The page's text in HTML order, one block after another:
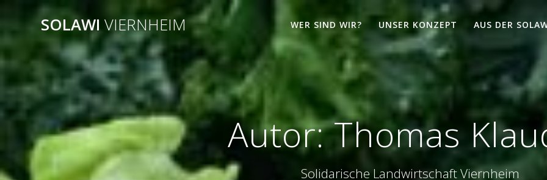
springen
SOLAWI VIERNHEIM WER SIND WIR? UNSER KONZEPT AUS DER
Autor:Thomas
Solidarische Landwirtschaft Viernheim